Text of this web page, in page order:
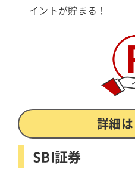
イントが貯まる！
詳細
SBI証券